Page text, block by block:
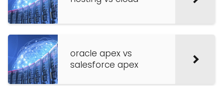
oracle apex vs
salesforce apex